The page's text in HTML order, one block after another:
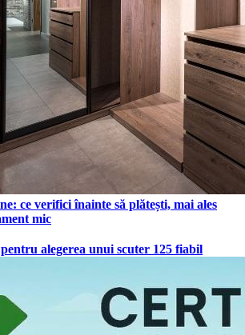
ce verifici înainte să plătești, mai ales
mic
alegerea unui scuter 125 fiabil